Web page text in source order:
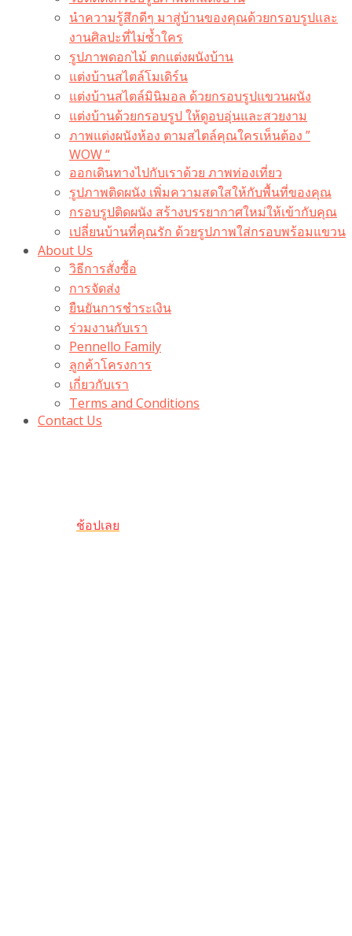
นำความรู้สึกดีๆ มาสู่บ้านของคุณด้วยกรอบรูปและ
งานศิลปะที่ไม่ซ้ำใคร
รูปภาพดอกไม้ ตกแต่งผนังบ้าน
แต่งบ้านสไตล์โมเดิร์น
แต่งบ้านสไตล์มินิมอล ด้วยกรอบรูปแขวนผนัง
แต่งบ้านด้วยกรอบรูป ให้ดูอบอุ่นและสวยงาม
ภาพแต่งผนังห้อง ตามสไตล์คุณใครเห็นต้อง ”
WOW “
ออกเดินทางไปกับเราด้วย ภาพท่องเที่ยว
รูปภาพติดผนัง เพิ่มความสดใสให้กับพื้นที่ของคุณ
กรอบรูปติดผนัง สร้างบรรยากาศใหม่ให้เข้ากับคุณ
เปลี่ยนบ้านที่คุณรัก ด้วยรูปภาพใส่กรอบพร้อมแขวน​
About Us
วิธีการสั่งซื้อ
การจัดส่ง
ยืนยันการชำระเงิน
ร่วมงานกับเรา
Pennello Family
ลูกค้าโครงการ
เกี่ยวกับเรา
Terms and Conditions
Contact Us
ช้อปเลย